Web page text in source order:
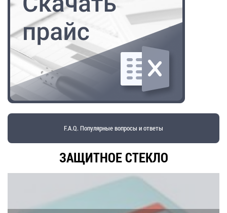
F.A.Q. Популярные вопросы и ответы
ЗАЩИТНОЕ СТЕКЛО